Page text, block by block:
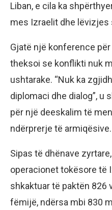
Liban, e cila ka
mes Izraelit dhe lëvizjes
Gjatë një konference
theksoi se konflikti nuk
ushtarake. “Nuk ka
diplomaci dhe dialog”, u
për një deeskalim të
ndërprerje të armiqësive.
Sipas të dhënave
operacionet tokësore të
shkaktuar të paktën 826
fëmijë, ndërsa mbi 830